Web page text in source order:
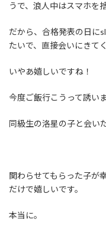
うで、浪人中はスマホを
だから、合格発表の日に
たいで、直接会いにきて
いやあ嬉しいですね！
今度ご飯行こうって誘い
同級生の洛星の子と会い
関わらせてもらった子が
だけで嬉しいです。
本当に。